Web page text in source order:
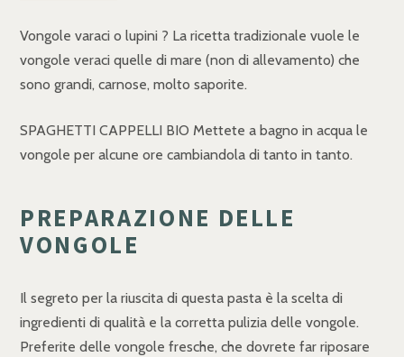
Vongole varaci o lupini ? La ricetta tradizionale vuole le
vongole veraci quelle di mare (non di allevamento) che
sono grandi, carnose, molto saporite.
SPAGHETTI CAPPELLI BIO Mettete a bagno in acqua le
vongole per alcune ore cambiandola di tanto in tanto.
PREPARAZIONE DELLE
VONGOLE
Il segreto per la riuscita di questa pasta è la scelta di
ingredienti di qualità e la corretta pulizia delle vongole.
Preferite delle vongole fresche, che dovrete far riposare